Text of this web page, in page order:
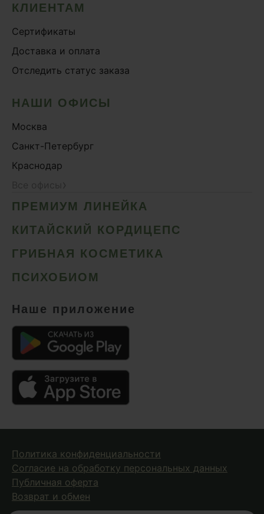
КЛИЕНТАМ
Сертификаты
Доставка и оплата
Отследить статус заказа
НАШИ ОФИСЫ
Москва
Санкт-Петербург
Краснодар
ПРЕМИУМ ЛИНЕЙКА
КИТАЙСКИЙ КОРДИЦЕПС
ГРИБНАЯ КОСМЕТИКА
ПСИХОБИОМ
Наше приложение
Политика конфиденциальности
Согласие на обработку персональных данных
Публичная оферта
Возврат и обмен